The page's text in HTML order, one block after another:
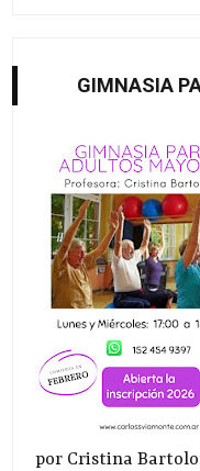
GIMNASIA
por Cristina